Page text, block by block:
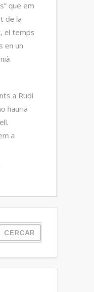
que em
de la
el temps
en un
a Rudi
hauria
a